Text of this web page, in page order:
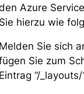
Azure
hierzu wie
Sie sich
Sie zum
“/